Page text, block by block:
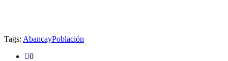
Tags: AbancayPoblación
0